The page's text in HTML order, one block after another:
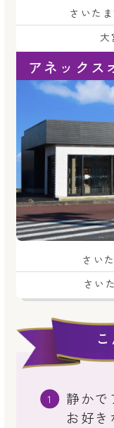
さいた
大
アネックス
さい
さい
静かで
お好き